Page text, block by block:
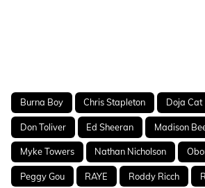
Burna Boy Chris Stapleton Doja Cat
Don Toliver Ed Sheeran Madison
Myke Towers Nathan Nicholson
Peggy Gou RAYE Roddy Ricch